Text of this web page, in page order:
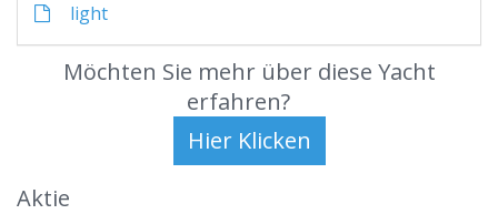
light
Möchten Sie mehr über diese Yacht
erfahren?
Aktie